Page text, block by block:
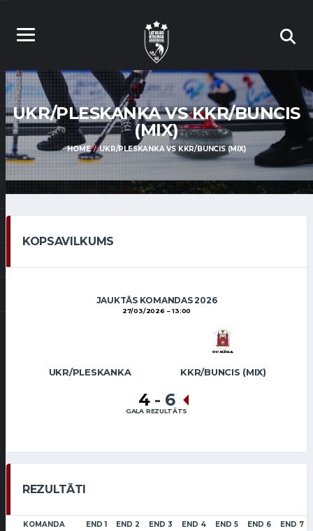
UKR/PLESKANKA VS KKR/BUNCIS
(MIX)
HOME UKR/PLESKANKA VS KKR/BUNCIS (MIX)
KOPSAVILKUMS
JAUKTĀS KOMANDAS 2026
27/03/2026 13:00
UKR/PLESKANKA KKR/BUNCIS (MIX)
4 - 6
GALA REZULTĀTS
REZULTĀTI
KOMANDA END 1 END 2 END 3 END 4 END 5 END 6 END 7